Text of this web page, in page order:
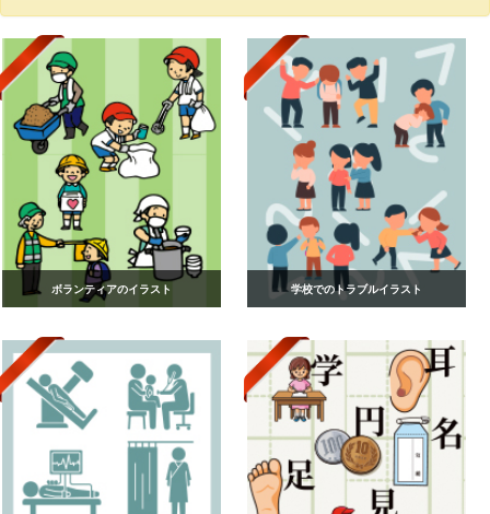
ボランティアのイラスト 学校でのトラブルイラスト